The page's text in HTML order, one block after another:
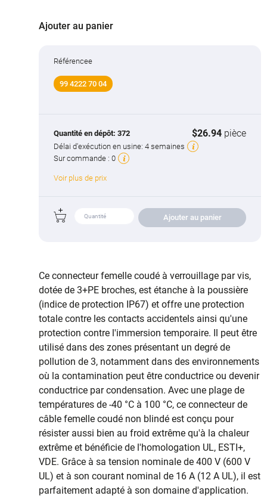
Ajouter au panier
Référencee
99 4222 70 04
Quantité en dépôt: 372 $26.94 pièce
Délai d'exécution en usine: 4 semaines
Sur commande : 0
Voir plus de prix
Ajouter au panier
Ce connecteur femelle coudé à verrouillage par vis,
dotée de 3+PE broches, est étanche à la poussière
(indice de protection IP67) et offre une protection
totale contre les contacts accidentels ainsi qu'une
protection contre l'immersion temporaire. Il peut être
utilisé dans des zones présentant un degré de
pollution de 3, notamment dans des environnements
où la contamination peut être conductrice ou devenir
conductrice par condensation. Avec une plage de
températures de -40 °C à 100 °C, ce connecteur de
câble femelle coudé non blindé est conçu pour
résister aussi bien au froid extrême qu'à la chaleur
extrême et bénéficie de l'homologation UL, ESTI+,
VDE. Grâce à sa tension nominale de 400 V (600 V
UL) et à son courant nominal de 16 A (12 A UL), il est
parfaitement adapté à son domaine d'application.